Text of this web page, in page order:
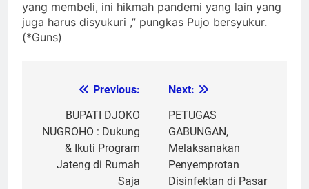
yang membeli, ini hikmah pandemi yang lain yang
juga harus disyukuri ,” pungkas Pujo bersyukur.
(*Guns)
navigation
Previous:
BUPATI DJOKO
NUGROHO : Dukung
& Ikuti Program
Jateng di Rumah
Saja
Next:
PETUGAS
GABUNGAN,
Melaksanakan
Penyemprotan
Disinfektan di Pasar